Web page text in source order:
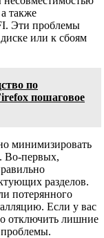
также
Эти проблемы
или к сбоям
по
пошаговое
минимизировать
Во-первых,
разделов.
потерянного
Если у вас
отключить лишние